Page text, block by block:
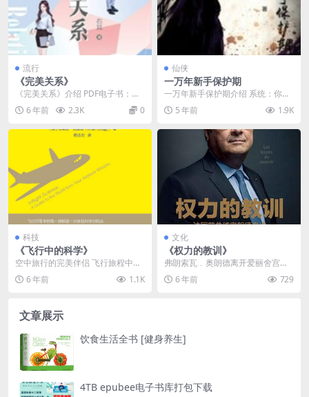
流行
《完美关系》
《完美关系》介绍 PDF电子书：完
美联系 PDF电子书作者：右耳 出版
社：青岛出...
6 年前 2.3K 0
仙侠
一万年新手保护期
一万年新手保护期介绍 系统：你穿
越了。林冲（探头瞅瞅）：外面世
界太危险，我要留在...
5 年前 1.9K
科技
《飞行中的科学》
空中旅行的完美伴侣 飞行旅程中的
每一刻都是一次体验科学的机会，
而本书则是最佳的向...
6 年前 1.1K
文化
《权力的教训》
弗朗索瓦﹒奥朗德离开爱丽舍宫
后，首次讲述其任期内的重大内政
和外交事务的台前幕后故...
6 年前 729
文章展示
饮食生活全书 [健身养生]
4TB epubee电子书库打包下载